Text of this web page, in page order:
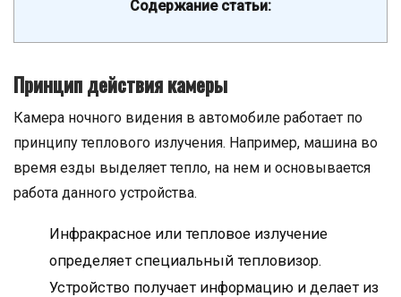
Содержание статьи:
Принцип действия камеры
Камера ночного видения в автомобиле работает по
принципу теплового излучения. Например, машина во
время езды выделяет тепло, на нем и основывается
работа данного устройства.
Инфракрасное или тепловое излучение
определяет специальный тепловизор.
Устройство получает информацию и делает из